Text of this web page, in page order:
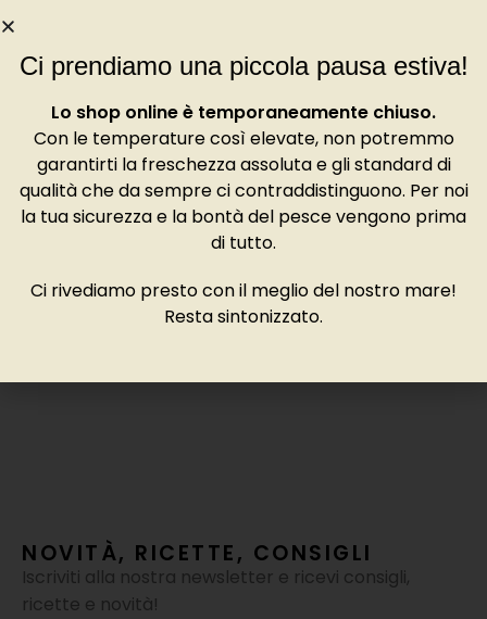
perfettamente in grado di rigenerare l’acqua persa.
Prodotti correlati
Special Ancelin
Perle Blanche Originale
Ostriche
NOVITÀ, RICETTE, CONSIGLI
Iscriviti alla nostra newsletter e ricevi consigli,
ricette e novità!
Ci prendiamo una piccola pausa estiva!
Lo shop online è temporaneamente chiuso.
Con le temperature così elevate, non potremmo
garantirti la freschezza assoluta e gli standard di
qualità che da sempre ci contraddistinguono. Per noi
la tua sicurezza e la bontà del pesce vengono prima
di tutto.
Ci rivediamo presto con il meglio del nostro mare!
Resta sintonizzato.